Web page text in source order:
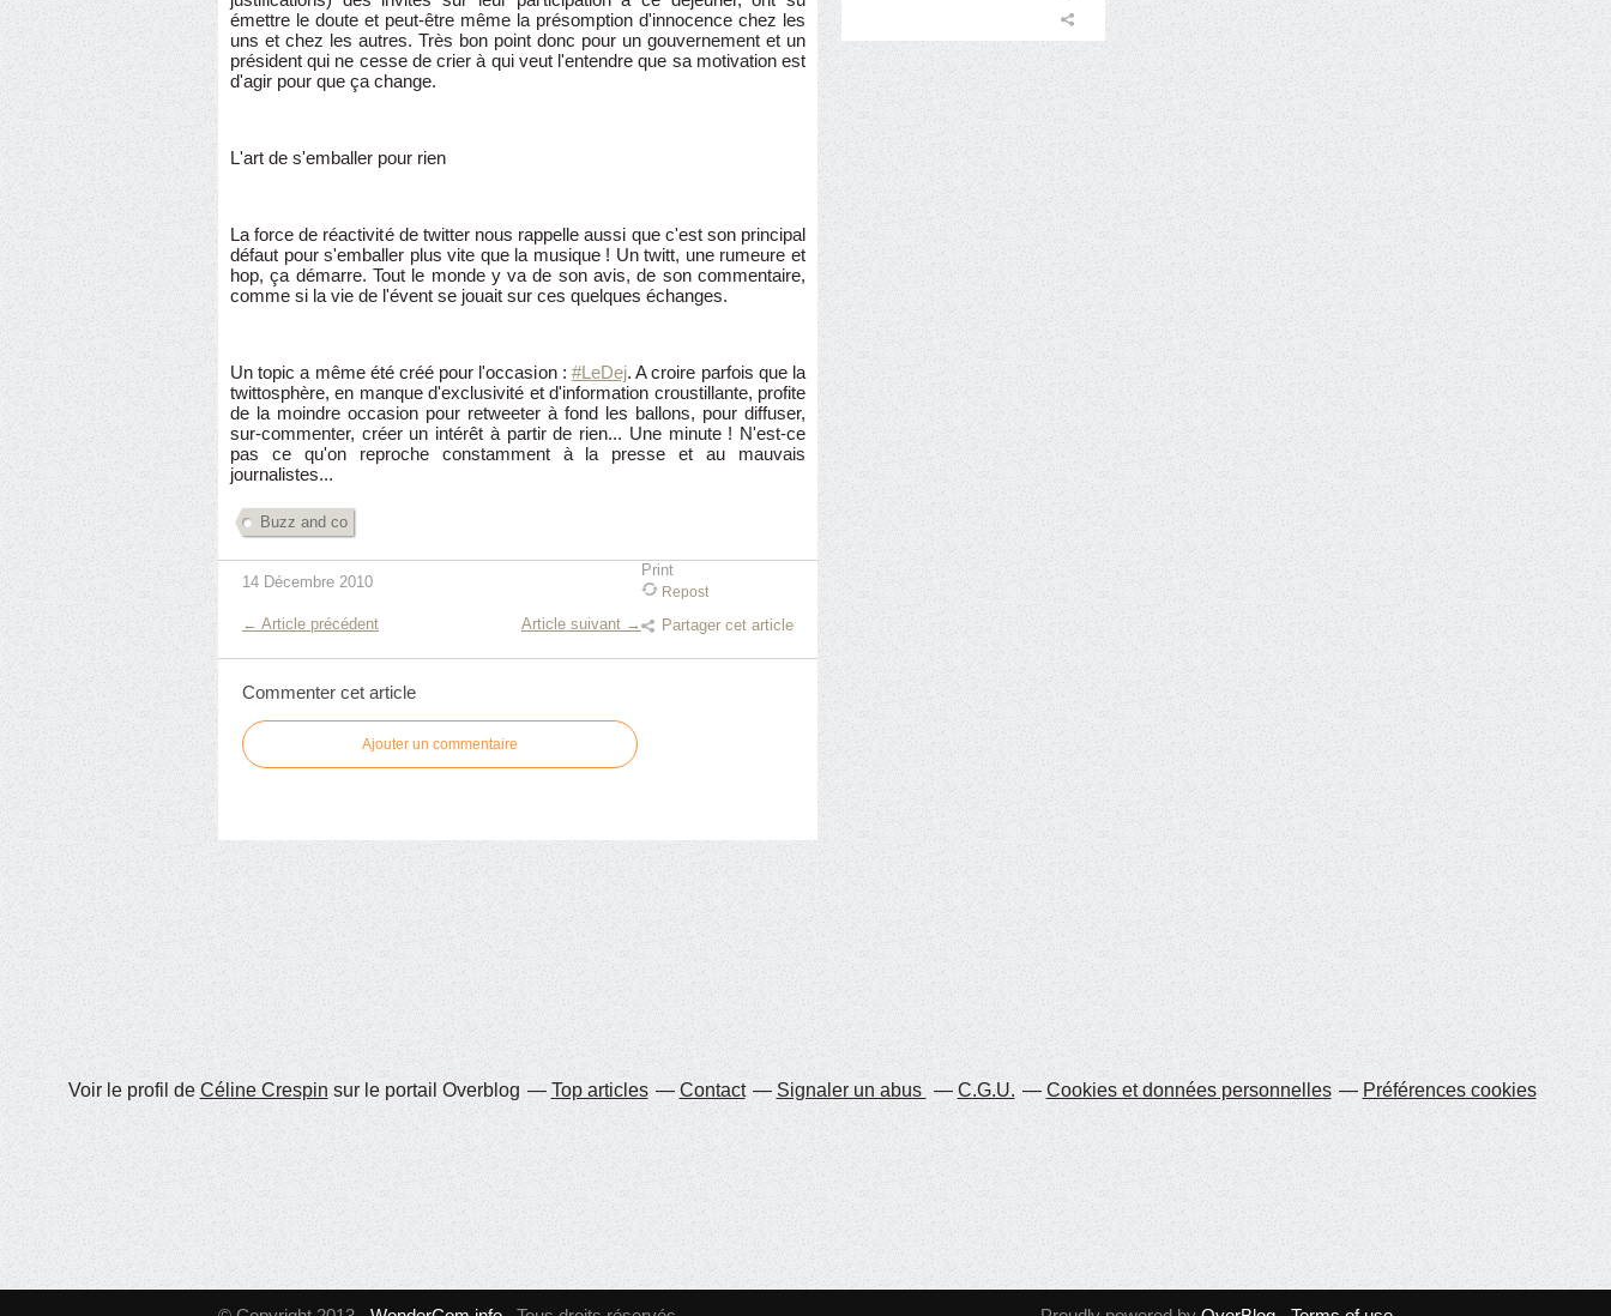
émettre le doute et peut-être même la présomption d'innocence chez les
uns et chez les autres. Très bon point donc pour un gouvernement et un
président qui ne cesse de crier à qui veut l'entendre que sa motivation est
d'agir pour que ça change.
L'art de s'emballer pour rien
La force de réactivité de twitter nous rappelle aussi que c'est son principal
défaut pour s'emballer plus vite que la musique ! Un twitt, une rumeure et
hop, ça démarre. Tout le monde y va de son avis, de son commentaire,
comme si la vie de l'évent se jouait sur ces quelques échanges.
Un topic a même été créé pour l'occasion : #LeDej. A croire parfois que la
twittosphère, en manque d'exclusivité et d'information croustillante, profite
de la moindre occasion pour retweeter à fond les ballons, pour diffuser,
sur-commenter, créer un intérêt à partir de rien... Une minute ! N'est-ce
pas ce qu'on reproche constamment à la presse et au mauvais
journalistes...
Buzz and co
14 Décembre 2010
Print
Repost
Partager cet article
← Article précédent Article suivant →
Commenter cet article
Ajouter un commentaire
Voir le profil de Céline Crespin sur le portail Overblog Top articles Contact Signaler un abus C.G.U. Cookies et données personnelles Préférences cookies